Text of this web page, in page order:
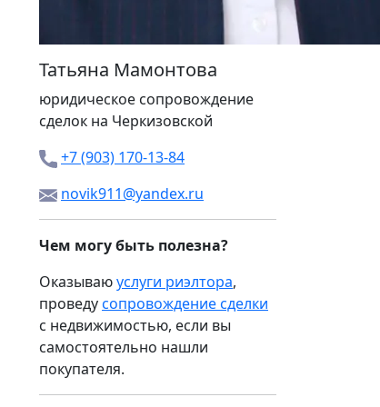
Татьяна Мамонтова
юридическое сопровождение
сделок на Черкизовской
+7 (903) 170-13-84
novik911@yandex.ru
Чем могу быть полезна?
Оказываюуслуги риэлтора,
проведусопровождение сделки
с недвижимостью, если вы
самостоятельно нашли
покупателя.